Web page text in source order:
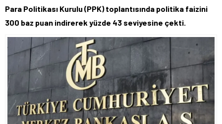
Para Politikası Kurulu (PPK) toplantısında politika faizini
300 baz puan indirerek yüzde 43 seviyesine çekti.